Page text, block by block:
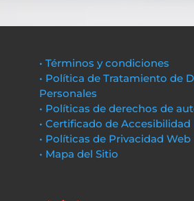
• Términos y condiciones
• Política de Tratamiento de
Personales
• Políticas de derechos de
• Certificado de Accesibilidad
• Políticas de Privacidad Web
• Mapa del Sitio